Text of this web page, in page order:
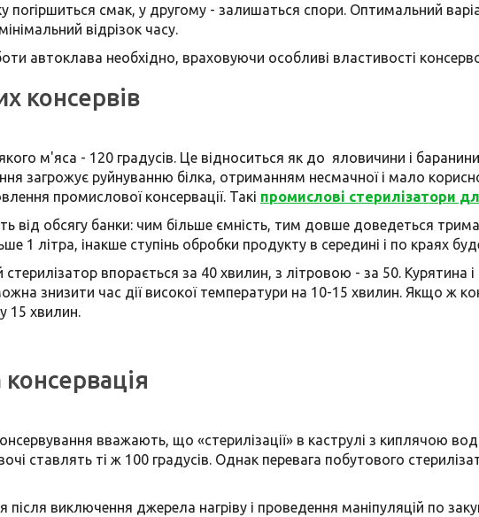
погіршиться смак, у другому - залишаться спори. Оптимальний
відрізок часу.
автоклава необхідно, враховуючи особливі властивості
консервів
м'яса - 120 градусів. Це відноситься як до яловичини і
загрожує руйнуванню білка, отриманням несмачної і мало
промислової консервації. Такі промислові стерилізатори
від обсягу банки: чим більше ємність, тим довше доведеться
1 літра, інакше ступінь обробки продукту в середині і по краях
впорається за 40 хвилин, з літровою - за 50.
знизити час дії високої температури на 10-15 хвилин. Якщо ж
15 хвилин.
вважають, що «стерилізації» в каструлі з киплячою
ставлять ті ж 100 градусів. Однак перевага побутового
виключення джерела нагріву і проведення маніпуляцій по